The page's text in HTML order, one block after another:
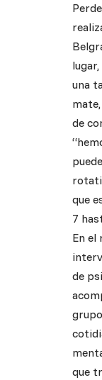
una
de
que
7
En el
de
que